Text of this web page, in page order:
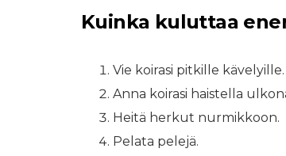
Kuinka kuluttaa
Vie koirasi pitkille kävelyille.
Anna koirasi haistella
Heitä herkut nurmikkoon.
Pelata pelejä.